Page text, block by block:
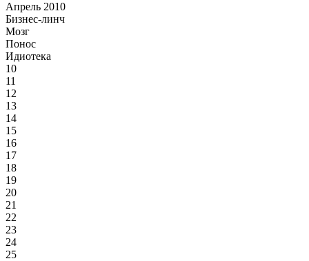
Апрель 2010
Бизнес-линч
Мозг
Понос
Идиотека
10
11
12
13
14
15
16
17
18
19
20
21
22
23
24
25